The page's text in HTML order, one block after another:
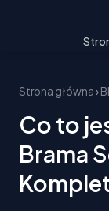
Strona główna›
Co to
Brama